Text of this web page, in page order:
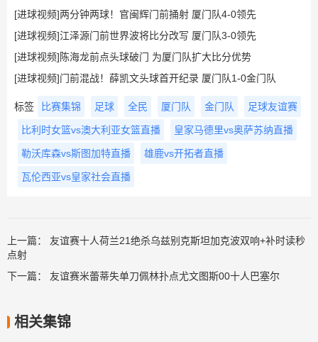
[进球视频]两分钟两球！官闽辉门前捅射 厦门队4-0领先
[进球视频]江泽源门前世界波将比分改写 厦门队3-0领先
[进球视频]陈海龙前点头球破门 为厦门队扩大比分优势
[进球视频]门前混战！薛凯文头球首开纪录 厦门队1-0金门队
标签 比赛集锦 足球 全民 厦门队 金门队 足球友谊赛
比利时女篮vs澳大利亚女篮直播 皇家马德里vs奥萨苏纳直播
勒沃库森vs斯图加特直播 雄鹿vs开拓者直播
瓦伦西亚vs皇家社会直播
上一篇： 友谊赛十人荷兰21绝杀乌兹别克斯坦加克波双响+补时读秒
点射
下一篇： 友谊赛米蕾蒂失单刀佩林扑点尤文图斯00十人巴塞尔
相关集锦